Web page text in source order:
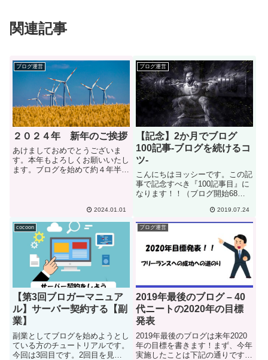
関連記事
ブログ運営
２０２４年 新年のご挨拶
あけましておめでとうございま
す。本年もよろしくお願いいたし
ます。ブログを始めて約４年半が
きたいと思います。温室効果ガス
チ...
2024.01.01
ブログ運営
【記念】2か月でブログ
100記事-ブログを続けるコ
ツ-
こんにちはヨッシーです。この記
事で記念すべき『100記事目』に
なります！！（ブログ開始68日
が、こんな私でも2か月続けられ
ました！！100記事も書けるなん
て、うれしい限りです。今回は、
『お気軽ブロガーである』私の...
2019.07.24
cocoon
【第3回ブロガーマニュア
ル】サーバー契約する【副
業】
副業としてブログを始めようとし
ている方のチュートリアルです。
今回は3回目です。2回目を見逃
ブログ運営
2019年最後のブログ – 40
代ニートの2020年の目標
発表
2019年最後のブログは来年2020
年の目標を書きます！まず、今年
実施したことは下記の通りです。